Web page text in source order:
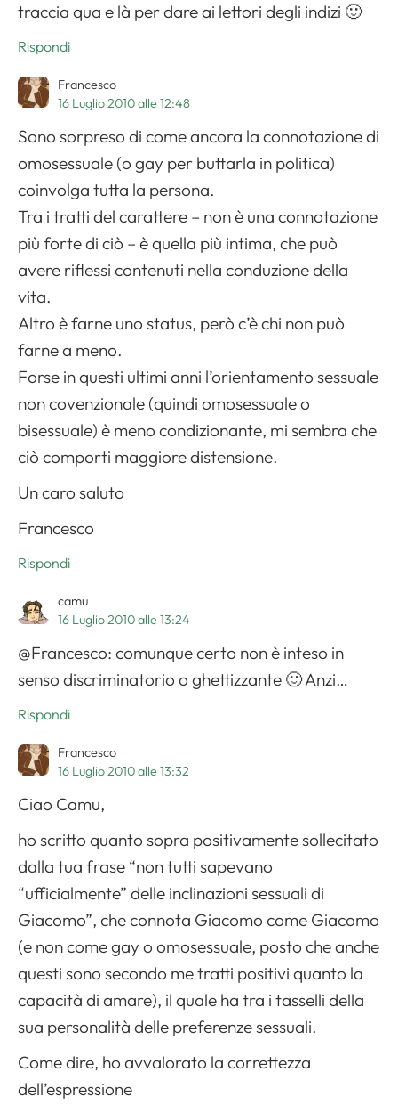
traccia qua e là per dare ai lettori degli indizi 🙂
Rispondi
Francesco
16 Luglio 2010 alle 12:48
Sono sorpreso di come ancora la connotazione di
omosessuale (o gay per buttarla in politica)
coinvolga tutta la persona.
Tra i tratti del carattere – non è una connotazione
più forte di ciò – è quella più intima, che può
avere riflessi contenuti nella conduzione della
vita.
Altro è farne uno status, però c’è chi non può
farne a meno.
Forse in questi ultimi anni l’orientamento sessuale
non covenzionale (quindi omosessuale o
bisessuale) è meno condizionante, mi sembra che
ciò comporti maggiore distensione.
Un caro saluto
Francesco
Rispondi
camu
16 Luglio 2010 alle 13:24
@Francesco: comunque certo non è inteso in
senso discriminatorio o ghettizzante 🙂 Anzi…
Rispondi
Francesco
16 Luglio 2010 alle 13:32
Ciao Camu,
ho scritto quanto sopra positivamente sollecitato
dalla tua frase “non tutti sapevano
“ufficialmente” delle inclinazioni sessuali di
Giacomo”, che connota Giacomo come Giacomo
(e non come gay o omosessuale, posto che anche
questi sono secondo me tratti positivi quanto la
capacità di amare), il quale ha tra i tasselli della
sua personalità delle preferenze sessuali.
Come dire, ho avvalorato la correttezza
dell’espressione